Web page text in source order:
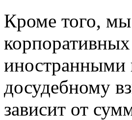
Кроме того,
иностранными
досудебному
зависит от